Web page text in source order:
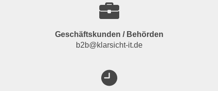
Geschäftskunden / Behörden
b2b@klarsicht-it.de